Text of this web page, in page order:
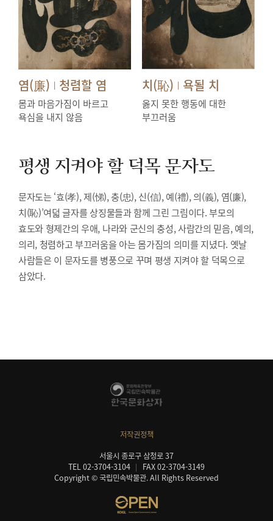
염(廉) | 청렴할 염
몸과 마음가짐이 바르고
욕심을 내지 않음
치(恥) | 욕될 치
옳지 못한 행동에 대한
부끄러움
평생 지켜야 할 덕목 문자도
문자도는 ‘효(孝), 제(悌), 충(忠), 신(信), 예(禮), 의(義), 염(廉),
치(恥)’여덟 글자를 상징물들과 함께 그린 그림이다. 부모의
효도와 형제간의 우애, 나라와 군신의 충성, 사람간의 믿음, 예의,
의리, 청렴하고 부끄러움을 아는 몸가짐의 의미를 지녔다. 옛날
사람들은 이 문자도를 병풍으로 꾸며 평생 지켜야 할 덕목으로
삼았다.
저작권정책
서울시 종로구 삼청로 37
TEL 02-3704-3104
FAX 02-3704-3149
Copyright © 국립민속박물관. All Rights Reserved